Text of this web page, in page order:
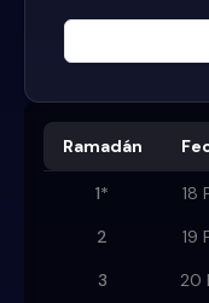
Ramadán
1* 18
2
19
3
20